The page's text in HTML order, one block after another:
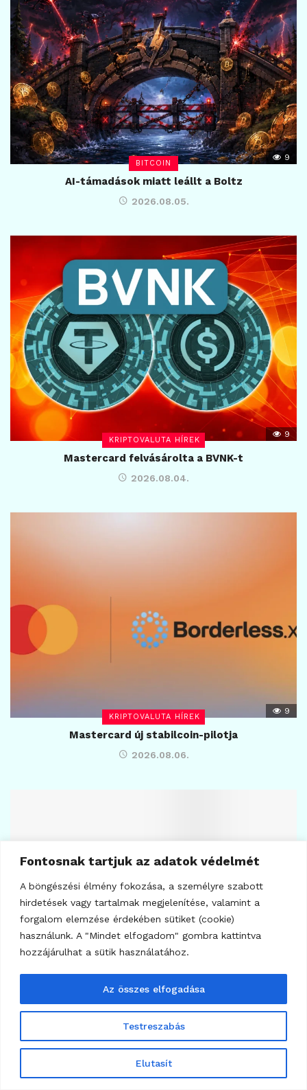
Fontosnak tartjuk az adatok védelmét
A böngészési élmény fokozása, a személyre szabott
hirdetések vagy tartalmak megjelenítése, valamint a
forgalom elemzése érdekében sütiket (cookie)
használunk. A "Mindet elfogadom" gombra kattintva
hozzájárulhat a sütik használatához.
Testreszabás
Elutasít
Az összes elfogadása
BITCOIN
9
AI-támadások miatt leállt a Boltz
2026.08.05.
KRIPTOVALUTA HÍREK
9
Mastercard felvásárolta a BVNK-t
2026.08.04.
KRIPTOVALUTA HÍREK
9
Mastercard új stabilcoin-pilotja
2026.08.06.
KRIPTOVALUTA HÍREK
Trump memecoinja
célkeresztben